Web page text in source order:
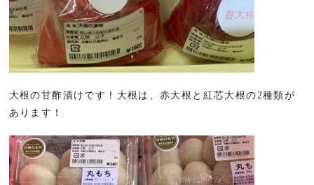
大根の甘酢漬けです！大根は、赤大根と紅芯大根の2種類が
あります！